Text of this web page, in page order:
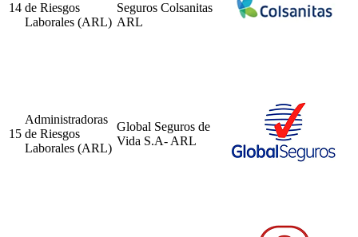
14 de Riesgos
Laborales (ARL)
Seguros Colsanitas
ARL
15
Administradoras
de Riesgos
Laborales (ARL)
Global Seguros de
Vida S.A- ARL